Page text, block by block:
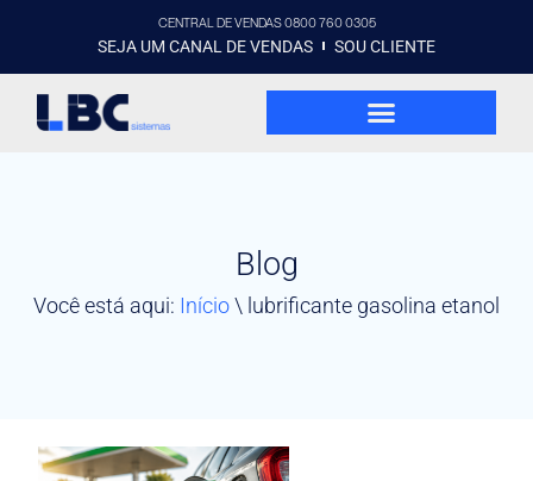
CENTRAL DE VENDAS 0800 760 0305
SEJA UM CANAL DE VENDAS SOU CLIENTE
Blog
Você está aqui: Início\ lubrificante gasolina etanol